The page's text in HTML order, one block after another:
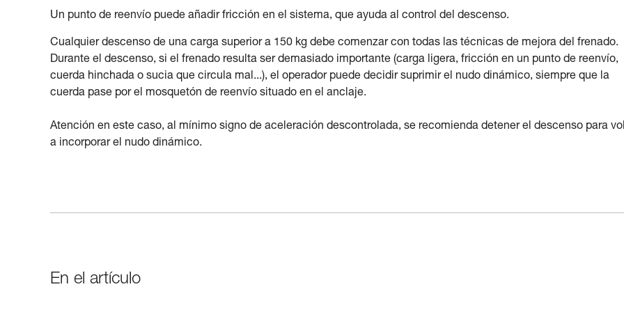
Un punto de reenvío puede añadir fricción en el sistema, que ayuda al control del descenso.
Cualquier descenso de una carga superior a 150 kg debe comenzar con todas las técnicas de mejora del frenado.
Durante el descenso, si el frenado resulta ser demasiado importante (carga ligera, fricción en un punto de reenvío,
cuerda hinchada o sucia que circula mal...), el operador puede decidir suprimir el nudo dinámico, siempre que la
cuerda pase por el mosquetón de reenvío situado en el anclaje.
Atención en este caso, al mínimo signo de aceleración descontrolada, se recomienda detener el descenso para
a incorporar el nudo dinámico.
En el artículo